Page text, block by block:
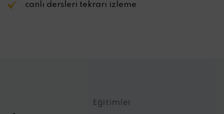
canlı dersleri tekrarı izleme
Eğitimler